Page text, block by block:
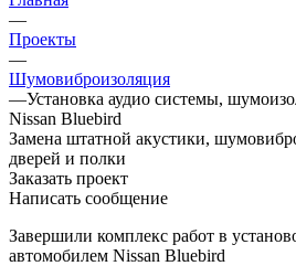
—
Проекты
—
Шумовиброизоляция
—Установка аудио системы,
Nissan Bluebird
Замена штатной акустики,
дверей и полки
Заказать проект
Написать сообщение
Завершили комплекс работ в
автомобилем Nissan Bluebird